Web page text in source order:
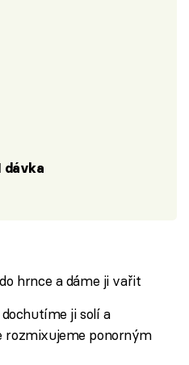
dávka
hrnce a dáme ji vařit
ji solí a
rozmixujeme ponorným